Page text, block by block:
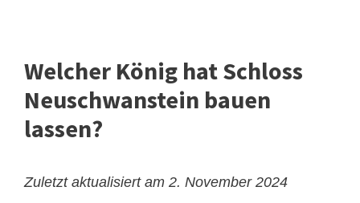
Welcher König hat Schloss
Neuschwanstein bauen
lassen?
Zuletzt aktualisiert am 2. November 2024